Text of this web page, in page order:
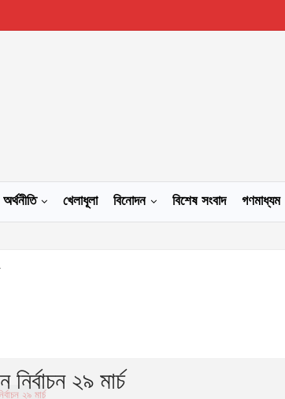
অর্থনীতি খেলাধূলা বিনোদন বিশেষ সংবাদ গণমাধ্যম
২৯ মার্চ